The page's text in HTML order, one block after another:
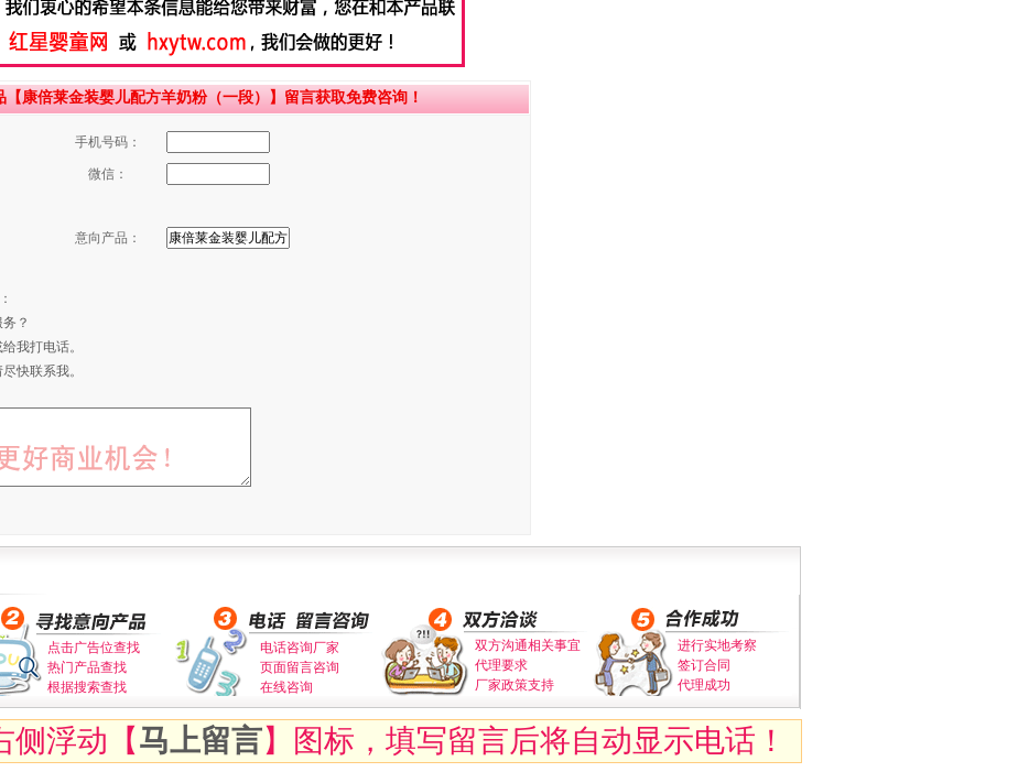
康倍莱金装婴儿配方羊奶粉（一段）】留言获取免费咨询！
手机号码：
微信：
意向产品：
？
我打电话。
快联系我。
点击广告位查找
热门产品查找
根据搜索查找
电话咨询厂家
页面留言咨询
在线咨询
双方沟通相关事宜
代理要求
厂家政策支持
进行实地考察
签订合同
代理成功
侧浮动【马上留言】图标，填写留言后将自动显示电话！